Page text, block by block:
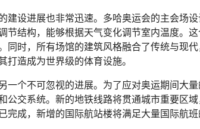
建设进展也非常迅速。多哈奥运会的主会场
节结构，能够根据天气变化调节室内温度。
同时，所有场馆的建筑风格融合了传统与现
打造成为世界级的体育设施。
一个不可忽视的进展。为了应对奥运期间大
公交系统。新的地铁线路将贯通城市重要区
完成，新增的国际航站楼将满足大量国际航